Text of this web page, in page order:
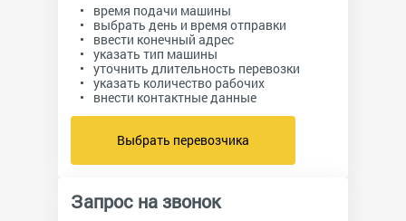
время подачи машины
выбрать день и время отправки
ввести конечный адрес
указать тип машины
уточнить длительность перевозки
указать количество рабочих
внести контактные данные
Выбрать перевозчика
Запрос на звонок